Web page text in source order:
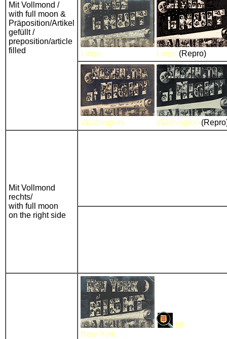
Mit Vollmond /
with full moon &
Präposition/Artikel
gefüllt /
preposition/article
filled
Liège Liège (Repro)
Washington Washington
Mit Vollmond
rechts/
with full moon
on the right side
New York
diff